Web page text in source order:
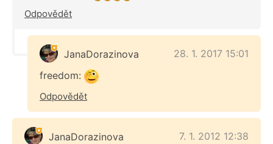
Odpovědět
JanaDorazinova
28. 1. 2017 15:01
freedom:
Odpovědět
JanaDorazinova
7. 1. 2012 12:38